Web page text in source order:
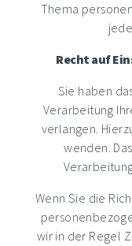
Thema
Recht auf
Sie haben
Verarbeitung
verlangen.
wenden.
Wenn Sie die
wir in der Regel